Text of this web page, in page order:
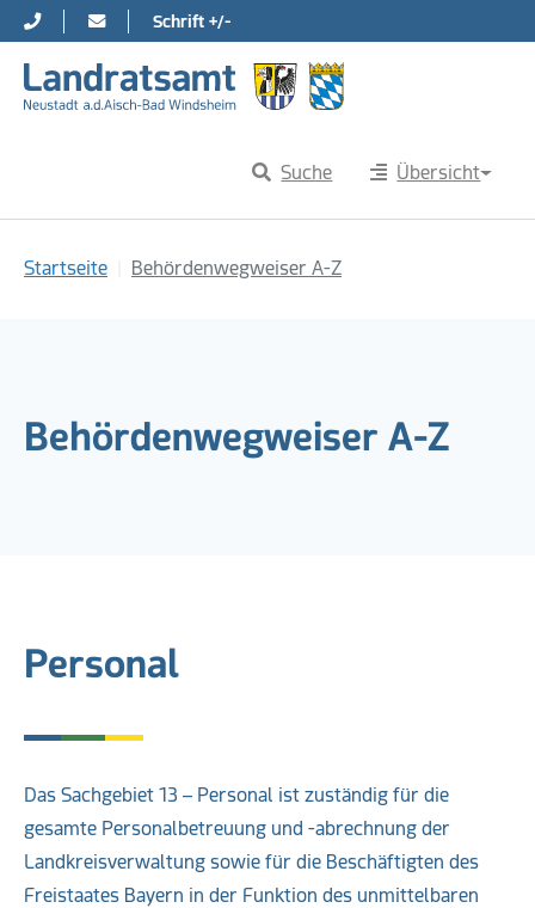
Direkt zur Hauptnavigation springen
Direkt zum Inhalt springen
Schrift +/-
Suche Übersicht
Startseite Behördenwegweiser A-Z
Behördenwegweiser A-Z
Personal
Das Sachgebiet 13 – Personal ist zuständig für die
gesamte Personalbetreuung und -abrechnung der
Landkreisverwaltung sowie für die Beschäftigten des
Freistaates Bayern in der Funktion des unmittelbaren